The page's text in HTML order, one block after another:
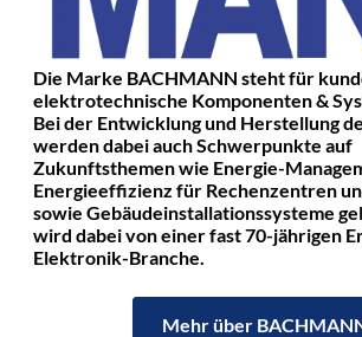
Die Marke BACHMANN steht für
elektrotechnische Komponenten &
Bei der Entwicklung und Herstellung
werden dabei auch Schwerpunkte auf
Zukunftsthemen wie Energie-
Energieeffizienz für Rechenzentren
sowie Gebäudeinstallationssysteme
wird dabei von einer fast 70-jährigen
Elektronik-Branche.
Mehr über